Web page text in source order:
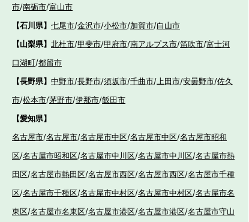
市/南砺市/富山市
【石川県】 七尾市/金沢市/小松市/加賀市/白山市
【山梨県】 北杜市/甲斐市/甲府市/南アルプス市/笛吹市/富士河
口湖町/都留市
【長野県】 中野市/長野市/須坂市/千曲市/上田市/安曇野市/佐久
市/松本市/茅野市/伊那市/飯田市
【愛知県】
名古屋市/名古屋市/名古屋市中区/名古屋市中区/名古屋市昭和
区/名古屋市昭和区/名古屋市中川区/名古屋市中川区/名古屋市熱
田区/名古屋市熱田区/名古屋市西区/名古屋市西区/名古屋市千種
区/名古屋市千種区/名古屋市中村区/名古屋市中村区/名古屋市名
東区/名古屋市名東区/名古屋市港区/名古屋市港区/名古屋市守山